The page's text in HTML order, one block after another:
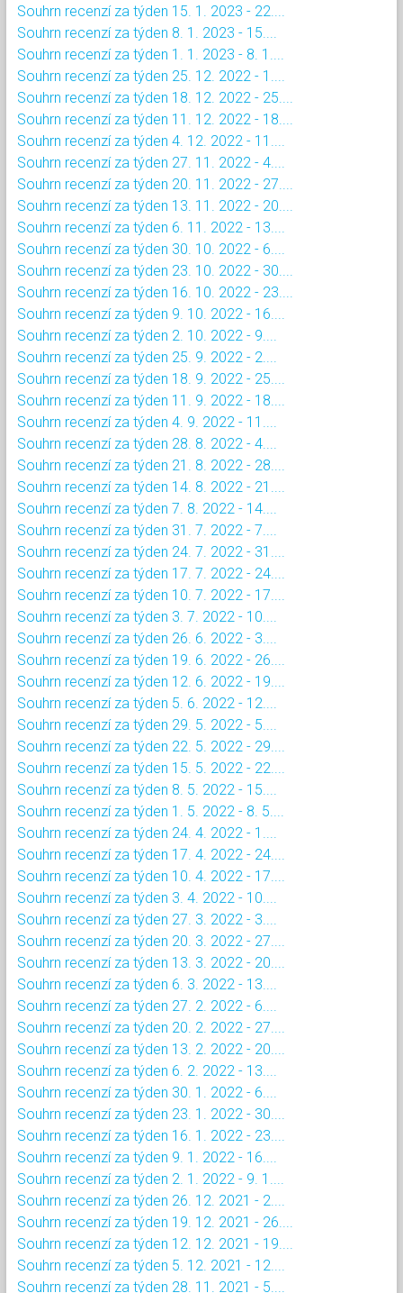
Souhrn recenzí za týden 15. 1. 2023 - 22....
Souhrn recenzí za týden 8. 1. 2023 - 15....
Souhrn recenzí za týden 1. 1. 2023 - 8. 1....
Souhrn recenzí za týden 25. 12. 2022 - 1....
Souhrn recenzí za týden 18. 12. 2022 - 25....
Souhrn recenzí za týden 11. 12. 2022 - 18....
Souhrn recenzí za týden 4. 12. 2022 - 11....
Souhrn recenzí za týden 27. 11. 2022 - 4....
Souhrn recenzí za týden 20. 11. 2022 - 27....
Souhrn recenzí za týden 13. 11. 2022 - 20....
Souhrn recenzí za týden 6. 11. 2022 - 13....
Souhrn recenzí za týden 30. 10. 2022 - 6....
Souhrn recenzí za týden 23. 10. 2022 - 30....
Souhrn recenzí za týden 16. 10. 2022 - 23....
Souhrn recenzí za týden 9. 10. 2022 - 16....
Souhrn recenzí za týden 2. 10. 2022 - 9....
Souhrn recenzí za týden 25. 9. 2022 - 2....
Souhrn recenzí za týden 18. 9. 2022 - 25....
Souhrn recenzí za týden 11. 9. 2022 - 18....
Souhrn recenzí za týden 4. 9. 2022 - 11....
Souhrn recenzí za týden 28. 8. 2022 - 4....
Souhrn recenzí za týden 21. 8. 2022 - 28....
Souhrn recenzí za týden 14. 8. 2022 - 21....
Souhrn recenzí za týden 7. 8. 2022 - 14....
Souhrn recenzí za týden 31. 7. 2022 - 7....
Souhrn recenzí za týden 24. 7. 2022 - 31....
Souhrn recenzí za týden 17. 7. 2022 - 24....
Souhrn recenzí za týden 10. 7. 2022 - 17....
Souhrn recenzí za týden 3. 7. 2022 - 10....
Souhrn recenzí za týden 26. 6. 2022 - 3....
Souhrn recenzí za týden 19. 6. 2022 - 26....
Souhrn recenzí za týden 12. 6. 2022 - 19....
Souhrn recenzí za týden 5. 6. 2022 - 12....
Souhrn recenzí za týden 29. 5. 2022 - 5....
Souhrn recenzí za týden 22. 5. 2022 - 29....
Souhrn recenzí za týden 15. 5. 2022 - 22....
Souhrn recenzí za týden 8. 5. 2022 - 15....
Souhrn recenzí za týden 1. 5. 2022 - 8. 5....
Souhrn recenzí za týden 24. 4. 2022 - 1....
Souhrn recenzí za týden 17. 4. 2022 - 24....
Souhrn recenzí za týden 10. 4. 2022 - 17....
Souhrn recenzí za týden 3. 4. 2022 - 10....
Souhrn recenzí za týden 27. 3. 2022 - 3....
Souhrn recenzí za týden 20. 3. 2022 - 27....
Souhrn recenzí za týden 13. 3. 2022 - 20....
Souhrn recenzí za týden 6. 3. 2022 - 13....
Souhrn recenzí za týden 27. 2. 2022 - 6....
Souhrn recenzí za týden 20. 2. 2022 - 27....
Souhrn recenzí za týden 13. 2. 2022 - 20....
Souhrn recenzí za týden 6. 2. 2022 - 13....
Souhrn recenzí za týden 30. 1. 2022 - 6....
Souhrn recenzí za týden 23. 1. 2022 - 30....
Souhrn recenzí za týden 16. 1. 2022 - 23....
Souhrn recenzí za týden 9. 1. 2022 - 16....
Souhrn recenzí za týden 2. 1. 2022 - 9. 1....
Souhrn recenzí za týden 26. 12. 2021 - 2....
Souhrn recenzí za týden 19. 12. 2021 - 26....
Souhrn recenzí za týden 12. 12. 2021 - 19....
Souhrn recenzí za týden 5. 12. 2021 - 12....
Souhrn recenzí za týden 28. 11. 2021 - 5....